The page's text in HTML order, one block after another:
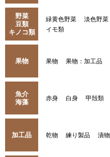
野菜
豆類
キノコ類
緑黄色野菜 淡色野菜
イモ類
果物 果物 果物：加工品
魚介
海藻
赤身 白身 甲殻類
加工品 乾物 練り製品 漬物